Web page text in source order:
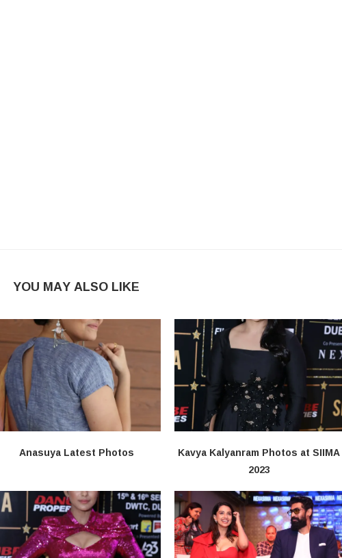
YOU MAY ALSO LIKE
Anasuya Latest Photos
Kavya Kalyanram Photos at SIIMA
2023